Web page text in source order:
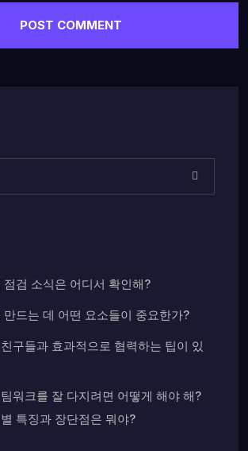
점검 소식은 어디서 확인해?
만드는 데 어떤 요소들이 중요한가?
구들과 효과적으로 협력하는 팁이 있
워크를 잘 다지려면 어떻게 해야 해?
특징과 장단점은 뭐야?